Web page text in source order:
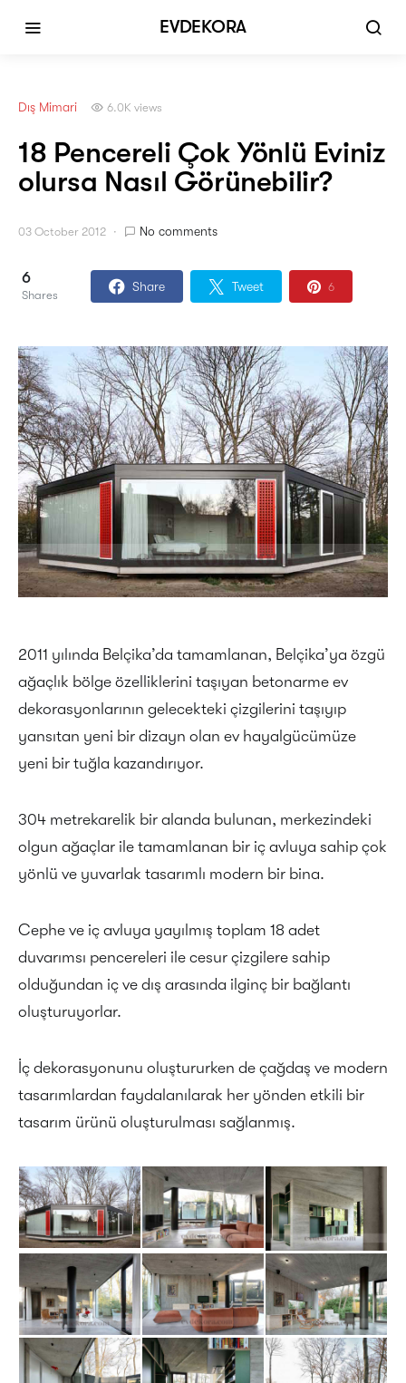
EVDEKORA
Dış Mimari 6.0K views
18 Pencereli Çok Yönlü Eviniz
olursa Nasıl Görünebilir?
03 October 2012 No comments
6
Shares
Share Tweet 6
2011 yılında Belçika’da tamamlanan, Belçika’ya özgü
ağaçlık bölge özelliklerini taşıyan betonarme ev
dekorasyonlarının gelecekteki çizgilerini taşıyıp
yansıtan yeni bir dizayn olan ev hayalgücümüze
yeni bir tuğla kazandırıyor.
304 metrekarelik bir alanda bulunan, merkezindeki
olgun ağaçlar ile tamamlanan bir iç avluya sahip çok
yönlü ve yuvarlak tasarımlı modern bir bina.
Cephe ve iç avluya yayılmış toplam 18 adet
duvarımsı pencereleri ile cesur çizgilere sahip
olduğundan iç ve dış arasında ilginç bir bağlantı
oluşturuyorlar.
İç dekorasyonunu oluştururken de çağdaş ve modern
tasarımlardan faydalanılarak her yönden etkili bir
tasarım ürünü oluşturulması sağlanmış.